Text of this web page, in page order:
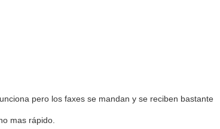
pero los faxes se mandan y se reciben bastante
mas rápido.